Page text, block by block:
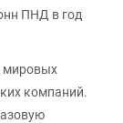
ПНД в год
мировых
компаний.